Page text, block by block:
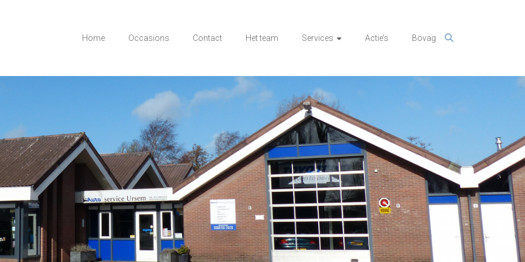
Home Occasions Contact Het team Services Actie’s Bovag